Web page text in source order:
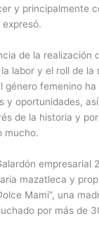
y principalmente
expresó.
de la realización
labor y el roll de la
género femenino
y oportunidades,
de la historia y
mucho.
empresarial
mazatleca y
Mami”, una
por más de